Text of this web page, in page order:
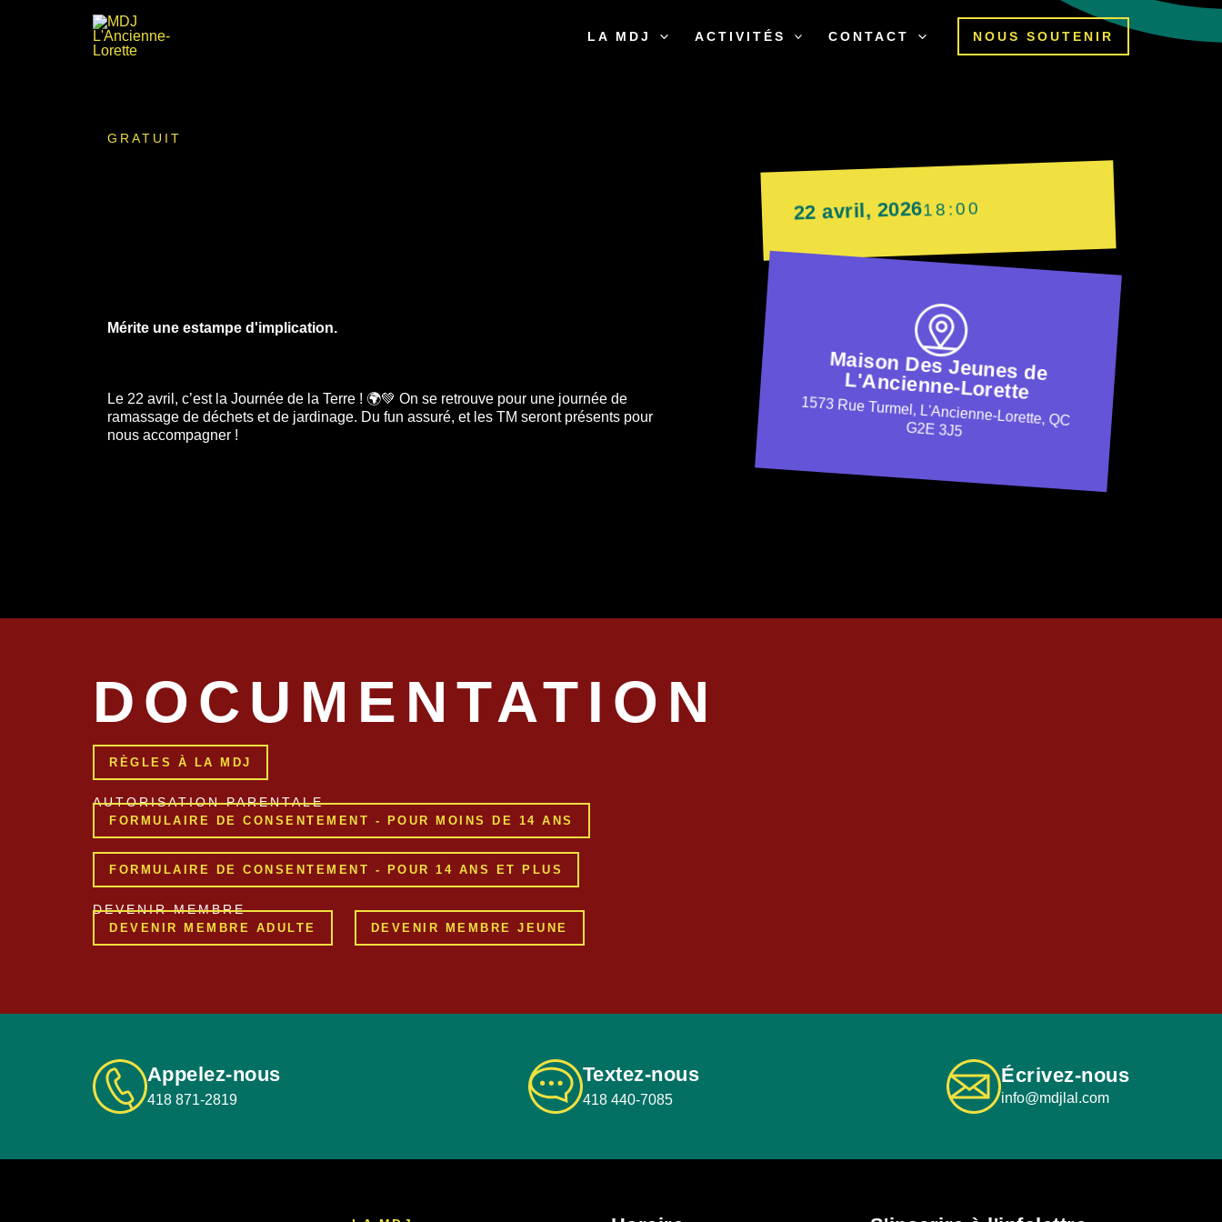
LA MDJ ACTIVITÉS CONTACT NOUS SOUTENIR
GRATUIT
Mérite une estampe d'implication.
Le 22 avril, c’est la Journée de la Terre ! 🌍💚 On se retrouve pour une journée de
ramassage de déchets et de jardinage. Du fun assuré, et les TM seront présents pour
nous accompagner !
22 avril, 202618:00
Maison Des Jeunes de
L'Ancienne-Lorette
1573 Rue Turmel, L'Ancienne-Lorette, QC
G2E 3J5
DOCUMENTATION
RÈGLES À LA MDJ
AUTORISATION PARENTALE
FORMULAIRE DE CONSENTEMENT - POUR MOINS DE 14 ANS
FORMULAIRE DE CONSENTEMENT - POUR 14 ANS ET PLUS
DEVENIR MEMBRE
DEVENIR MEMBRE ADULTE DEVENIR MEMBRE JEUNE
Appelez-nous
418 871-2819
Textez-nous
418 440-7085
Écrivez-nous
info@mdjlal.com